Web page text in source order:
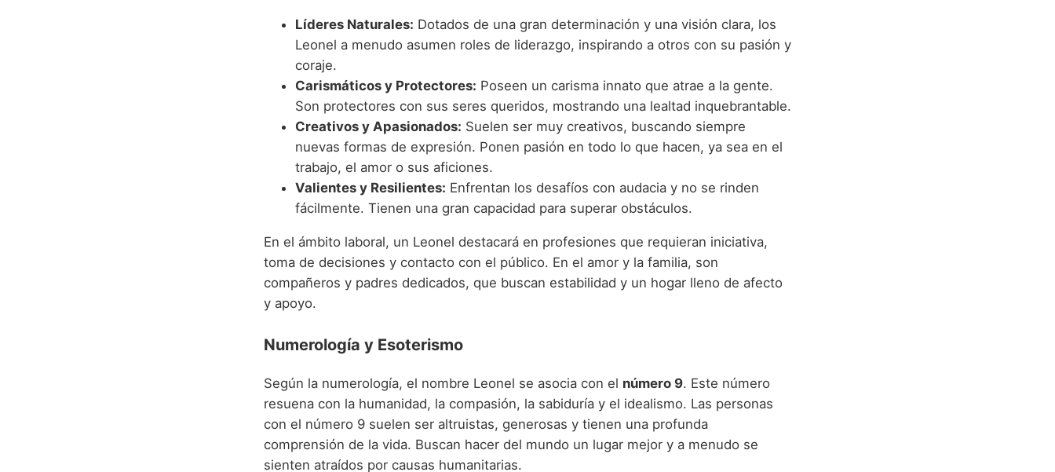
Líderes Naturales: Dotados de una gran determinación y una visión clara, los
Leonel a menudo asumen roles de liderazgo, inspirando a otros con su pasión y
coraje.
Carismáticos y Protectores: Poseen un carisma innato que atrae a la gente.
Son protectores con sus seres queridos, mostrando una lealtad inquebrantable.
Creativos y Apasionados: Suelen ser muy creativos, buscando siempre
nuevas formas de expresión. Ponen pasión en todo lo que hacen, ya sea en el
trabajo, el amor o sus aficiones.
Valientes y Resilientes: Enfrentan los desafíos con audacia y no se rinden
fácilmente. Tienen una gran capacidad para superar obstáculos.
En el ámbito laboral, un Leonel destacará en profesiones que requieran iniciativa,
toma de decisiones y contacto con el público. En el amor y la familia, son
compañeros y padres dedicados, que buscan estabilidad y un hogar lleno de afecto
y apoyo.
Numerología y Esoterismo
Según la numerología, el nombre Leonel se asocia con el número 9. Este número
resuena con la humanidad, la compasión, la sabiduría y el idealismo. Las personas
con el número 9 suelen ser altruistas, generosas y tienen una profunda
comprensión de la vida. Buscan hacer del mundo un lugar mejor y a menudo se
sienten atraídos por causas humanitarias.